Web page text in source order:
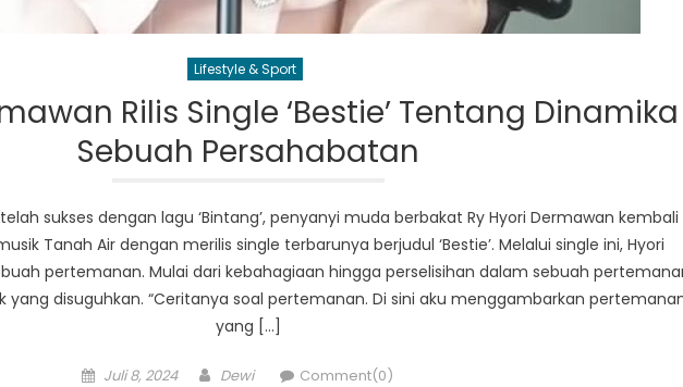
Lifestyle & Sport
Rilis Single ‘Bestie’ Tentang Dinamika
Sebuah Persahabatan
sukses dengan lagu ‘Bintang’, penyanyi muda berbakat Ry Hyori Dermawan kembali
Tanah Air dengan merilis single terbarunya berjudul ‘Bestie’. Melalui single ini, Hyori
pertemanan. Mulai dari kebahagiaan hingga perselisihan dalam sebuah
yang disuguhkan. “Ceritanya soal pertemanan. Di sini aku menggambarkan
yang […]
Posted
Juli 8, 2024 Author
Dewi Comment(0)